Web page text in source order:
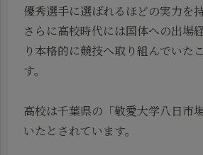
優秀選手に選ばれるほどの実力を
さらに高校時代には国体への出場
り本格的に競技へ取り組んでいた
す。
高校は千葉県の「敬愛大学八日市
いたとされています。